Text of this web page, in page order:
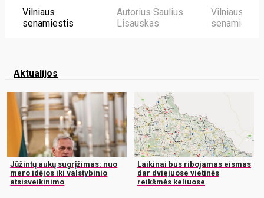
Vilniaus
senamiestis
Autorius Saulius
Lisauskas
Vilniaus
senamiestis
Aktualijos
Jūžintų aukų sugrįžimas: nuo
mero idėjos iki valstybinio
atsisveikinimo
Laikinai bus ribojamas eismas
dar dviejuose vietinės
reikšmės keliuose